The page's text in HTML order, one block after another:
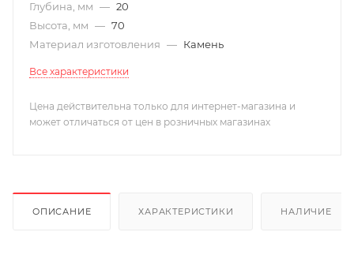
Глубина, мм — 20
Высота, мм — 70
Материал изготовления — Камень
Все характеристики
Цена действительна только для интернет-магазина и
может отличаться от цен в розничных магазинах
ОПИСАНИЕ ХАРАКТЕРИСТИКИ НАЛИЧИЕ